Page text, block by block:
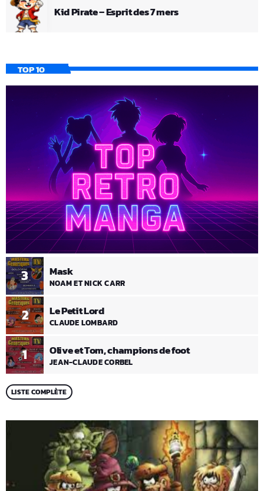
Kid Pirate – Esprit des 7 mers
TOP 10
1 Olive et Tom, champions de foot
JEAN-CLAUDE CORBEL
2 Le Petit Lord
CLAUDE LOMBARD
3 Mask
NOAM ET NICK CARR
LISTE COMPLÈTE